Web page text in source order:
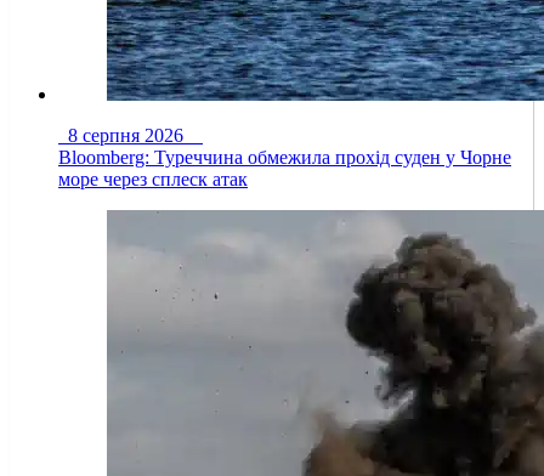
8 серпня 2026
Bloomberg: Туреччина обмежила прохід суден у Чорне
море через сплеск атак